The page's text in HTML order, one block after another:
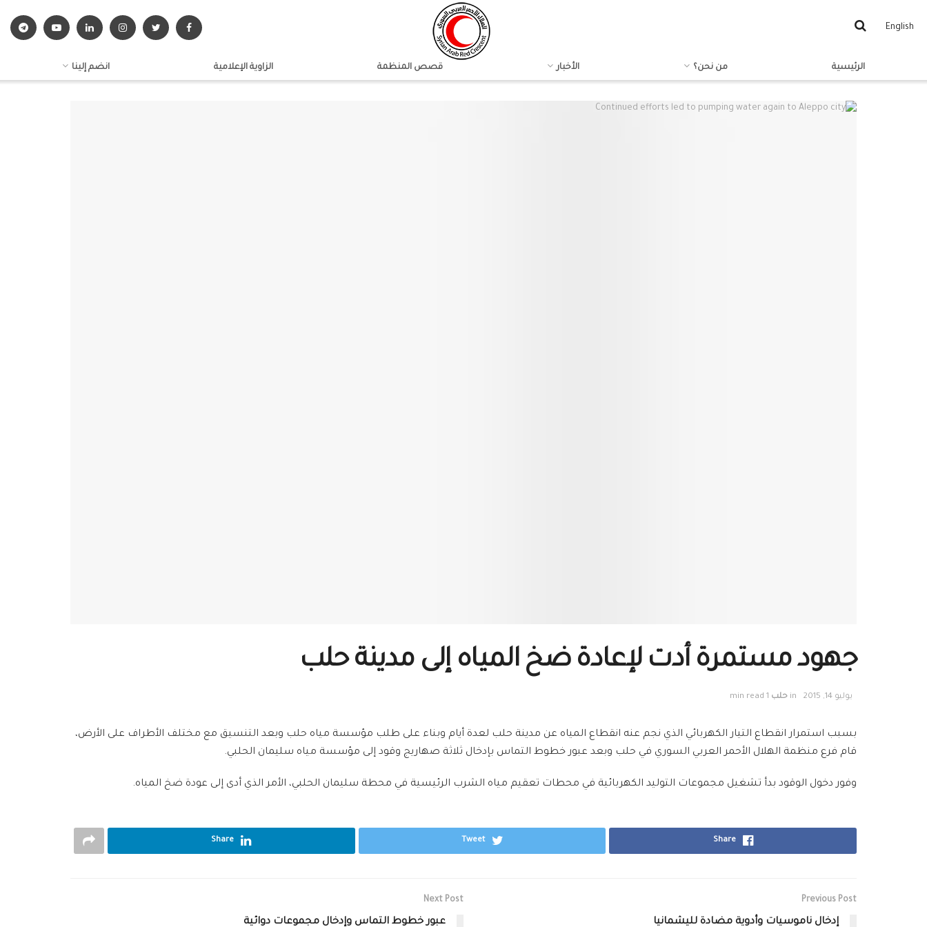
English
الرئيسية من نحن؟ الأخبار قصص المنظمة الزاوية الإعلامية انضم إلينا
جهود مستمرة أدت لإعادة ضخ المياه إلى مدينة حلب
يوليو 14, 2015 in حلب 1 min read
بسبب استمرار انقطاع التيار الكهربائي الذي نجم عنه انقطاع المياه عن مدينة حلب لعدة أيام وبناء على طلب مؤسسة مياه حلب وبعد التنسيق مع مختلف الأطراف على الأرض،
قام فرع منظمة الهلال الأحمر العربي السوري في حلب وبعد عبور خطوط التماس بإدخال ثلاثة صهاريج وقود إلى مؤسسة مياه سليمان الحلبي.
وفور دخول الوقود بدأ تشغيل مجموعات التوليد الكهربائية في محطات تعقيم مياه الشرب الرئيسية في محطة سليمان الحلبي، الأمر الذي أدى إلى عودة ضخ المياه.
Share
Tweet
Share
Previous Post
إدخال ناموسيات وأدوية مضادة لليشمانيا
Next Post
عبور خطوط التماس وإدخال مجموعات دوائية